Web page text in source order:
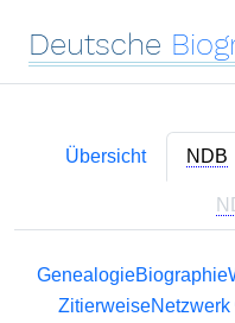
Deutsche
Übersicht NDB
GenealogieBiographie
ZitierweiseNetzwerk